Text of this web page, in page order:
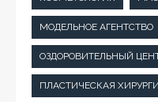
МОДЕЛЬНОЕ АГЕНТСТВО
ОЗДОРОВИТЕЛЬНЫЙ
ПЛАСТИЧЕСКАЯ